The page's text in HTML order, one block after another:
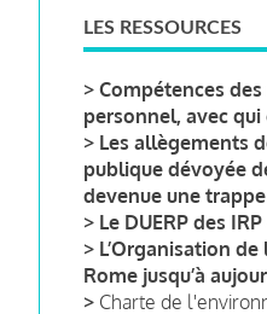
LES RESSOURCES
> Compétences
personnel, avec qui
> Les allègements
publique dévoyée
devenue une
> Le DUERP des
> L’Organisation
Rome jusqu’à
> Charte de